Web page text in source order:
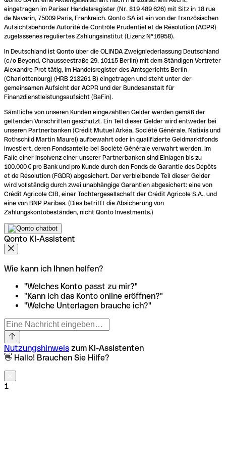
eingetragen im Pariser Handelsregister (Nr. 819 489 626) mit Sitz in 18 rue
de Navarin, 75009 Paris, Frankreich. Qonto SA ist ein von der französischen
Aufsichtsbehörde Autorité de Contrôle Prudentiel et de Résolution (ACPR)
zugelassenes reguliertes Zahlungsinstitut (Lizenz N°16958).
In Deutschland ist Qonto über die OLINDA Zweigniederlassung Deutschland
(c/o Beyond, Chausseestraße 29, 10115 Berlin) mit dem Ständigen Vertreter
Alexandre Prot tätig, im Handelsregister des Amtsgerichts Berlin
(Charlottenburg) (HRB 213261 B) eingetragen und steht unter der
gemeinsamen Aufsicht der ACPR und der Bundesanstalt für
Finanzdienstleistungsaufsicht (BaFin).
Sämtliche von unseren Kunden eingezahlten Gelder werden gemäß der
geltenden Vorschriften geschützt. Ein Teil dieser Gelder wird entweder bei
unseren Partnerbanken (Crédit Mutuel Arkéa, Société Générale, Natixis und
Rothschild Martin Maurel) aufbewahrt oder in qualifizierte Geldmarktfonds
investiert, deren Fondsanteile bei Société Générale verwahrt werden. Im
Falle einer Insolvenz einer unserer Partnerbanken sind Einlagen bis zu
100.000 € pro Bank und pro Kunde durch den Fonds de Garantie des Dépôts
et de Résolution (FGDR) abgesichert. Der verbleibende Teil dieser Gelder
wird vollständig durch zwei unabhängige Garantien abgesichert: eine von
Crédit Agricole CIB, einer Tochtergesellschaft der Crédit Agricole S.A., und
eine von BNP Paribas. (Dies betrifft die Absicherung von
Zahlungskontobeständen, nicht Qonto Investments.)
Qonto KI-Assistent
Wie kann ich Ihnen helfen?
"Welches Konto passt zu mir?"
"Kann ich das Konto online eröffnen?"
"Welche Unterlagen brauche ich?"
Nutzungshinweis zum KI-Assistenten
👋 Hallo! Brauchen Sie Hilfe?
1